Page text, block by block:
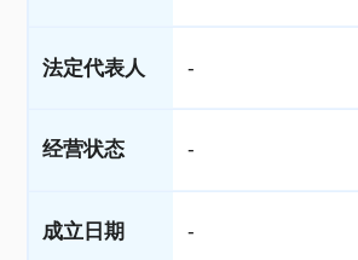
法定代表人 -
经营状态 -
成立日期 -